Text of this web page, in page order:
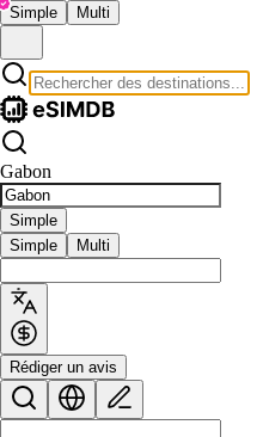
Simple Multi
Gabon
Simple
Simple
Multi
Rédiger un avis